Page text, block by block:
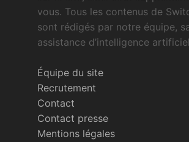
vous. Tous les contenus de
sont rédigés par notre équipe,
assistance d’intelligence
Équipe du site
Recrutement
Contact
Contact presse
Mentions légales